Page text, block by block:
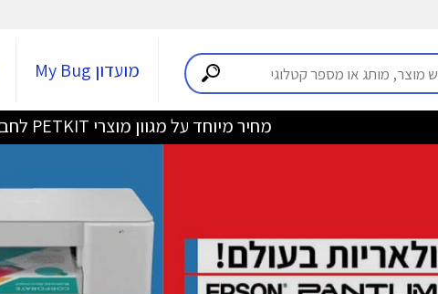
מועדון My Bug
מחיר מיוחד על מגוון מוצרי PETKIT לחברי מועדון >>